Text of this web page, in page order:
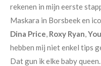
rekenen in mijn eerste
Maskara in Borsbeek en
Dina Price, Roxy Ryan,
hebben mij niet enkel tips
Dat gun ik elke baby queen.